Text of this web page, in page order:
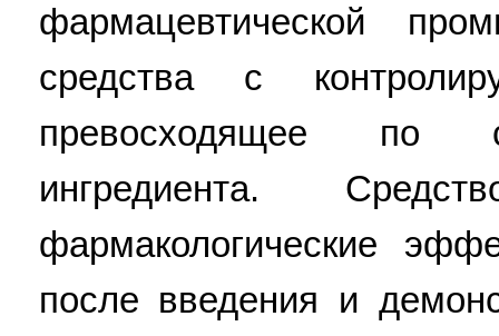
фармацевтической
средства с
превосходящее по
ингредиента.
фармакологические
после введения и